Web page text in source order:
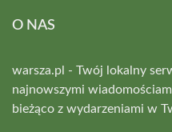
O NAS
warsza.pl - Twój lokalny
najnowszymi
bieżąco z wydarzeniami w